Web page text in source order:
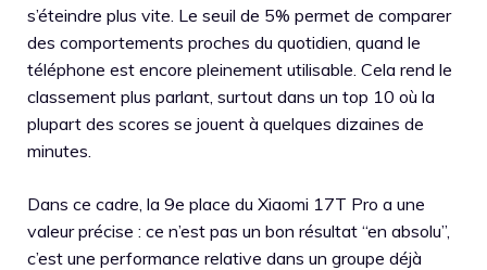
s’éteindre plus vite. Le seuil de 5% permet de comparer
des comportements proches du quotidien, quand le
téléphone est encore pleinement utilisable. Cela rend le
classement plus parlant, surtout dans un top 10 où la
plupart des scores se jouent à quelques dizaines de
minutes.
Dans ce cadre, la 9e place du Xiaomi 17T Pro a une
valeur précise : ce n’est pas un bon résultat “en absolu”,
c’est une performance relative dans un groupe déjà